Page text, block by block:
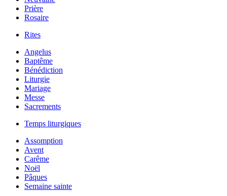
Prière
Rosaire
Rites
Angelus
Baptême
Bénédiction
Liturgie
Mariage
Messe
Sacrements
Temps liturgiques
Assomption
Avent
Carême
Noël
Pâques
Semaine sainte